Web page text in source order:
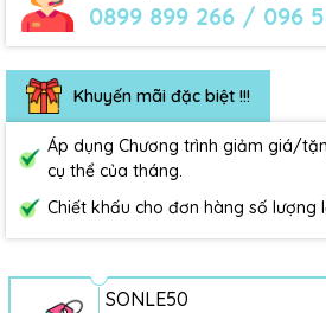
0899 899 266 / 096
Khuyến mãi đặc biệt !!!
Áp dụng Chương trình giảm giá/
cụ thể của tháng.
Chiết khấu cho đơn hàng số lượng
SONLE50